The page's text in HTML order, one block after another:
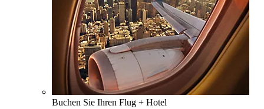
Buchen Sie Ihren Flug + Hotel